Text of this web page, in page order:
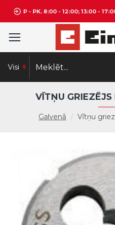
P - PK. 8:00 - 12:00; 13:00 -
Visi
Galvenā Vītņu
VĪTŅU